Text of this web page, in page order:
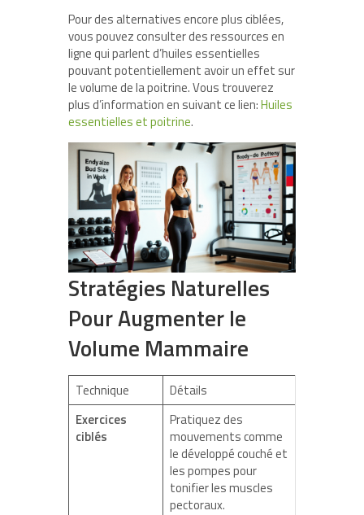
Pour des alternatives encore plus ciblées,
vous pouvez consulter des ressources en
ligne qui parlent d’huiles essentielles
pouvant potentiellement avoir un effet sur
le volume de la poitrine. Vous trouverez
plus d’information en suivant ce lien:Huiles
essentielles et poitrine.
Stratégies Naturelles
Pour Augmenter le
Volume Mammaire
Technique
Détails
Exercices
ciblés
Pratiquez des
mouvements comme
le développé couché et
les pompes pour
tonifier les muscles
pectoraux.